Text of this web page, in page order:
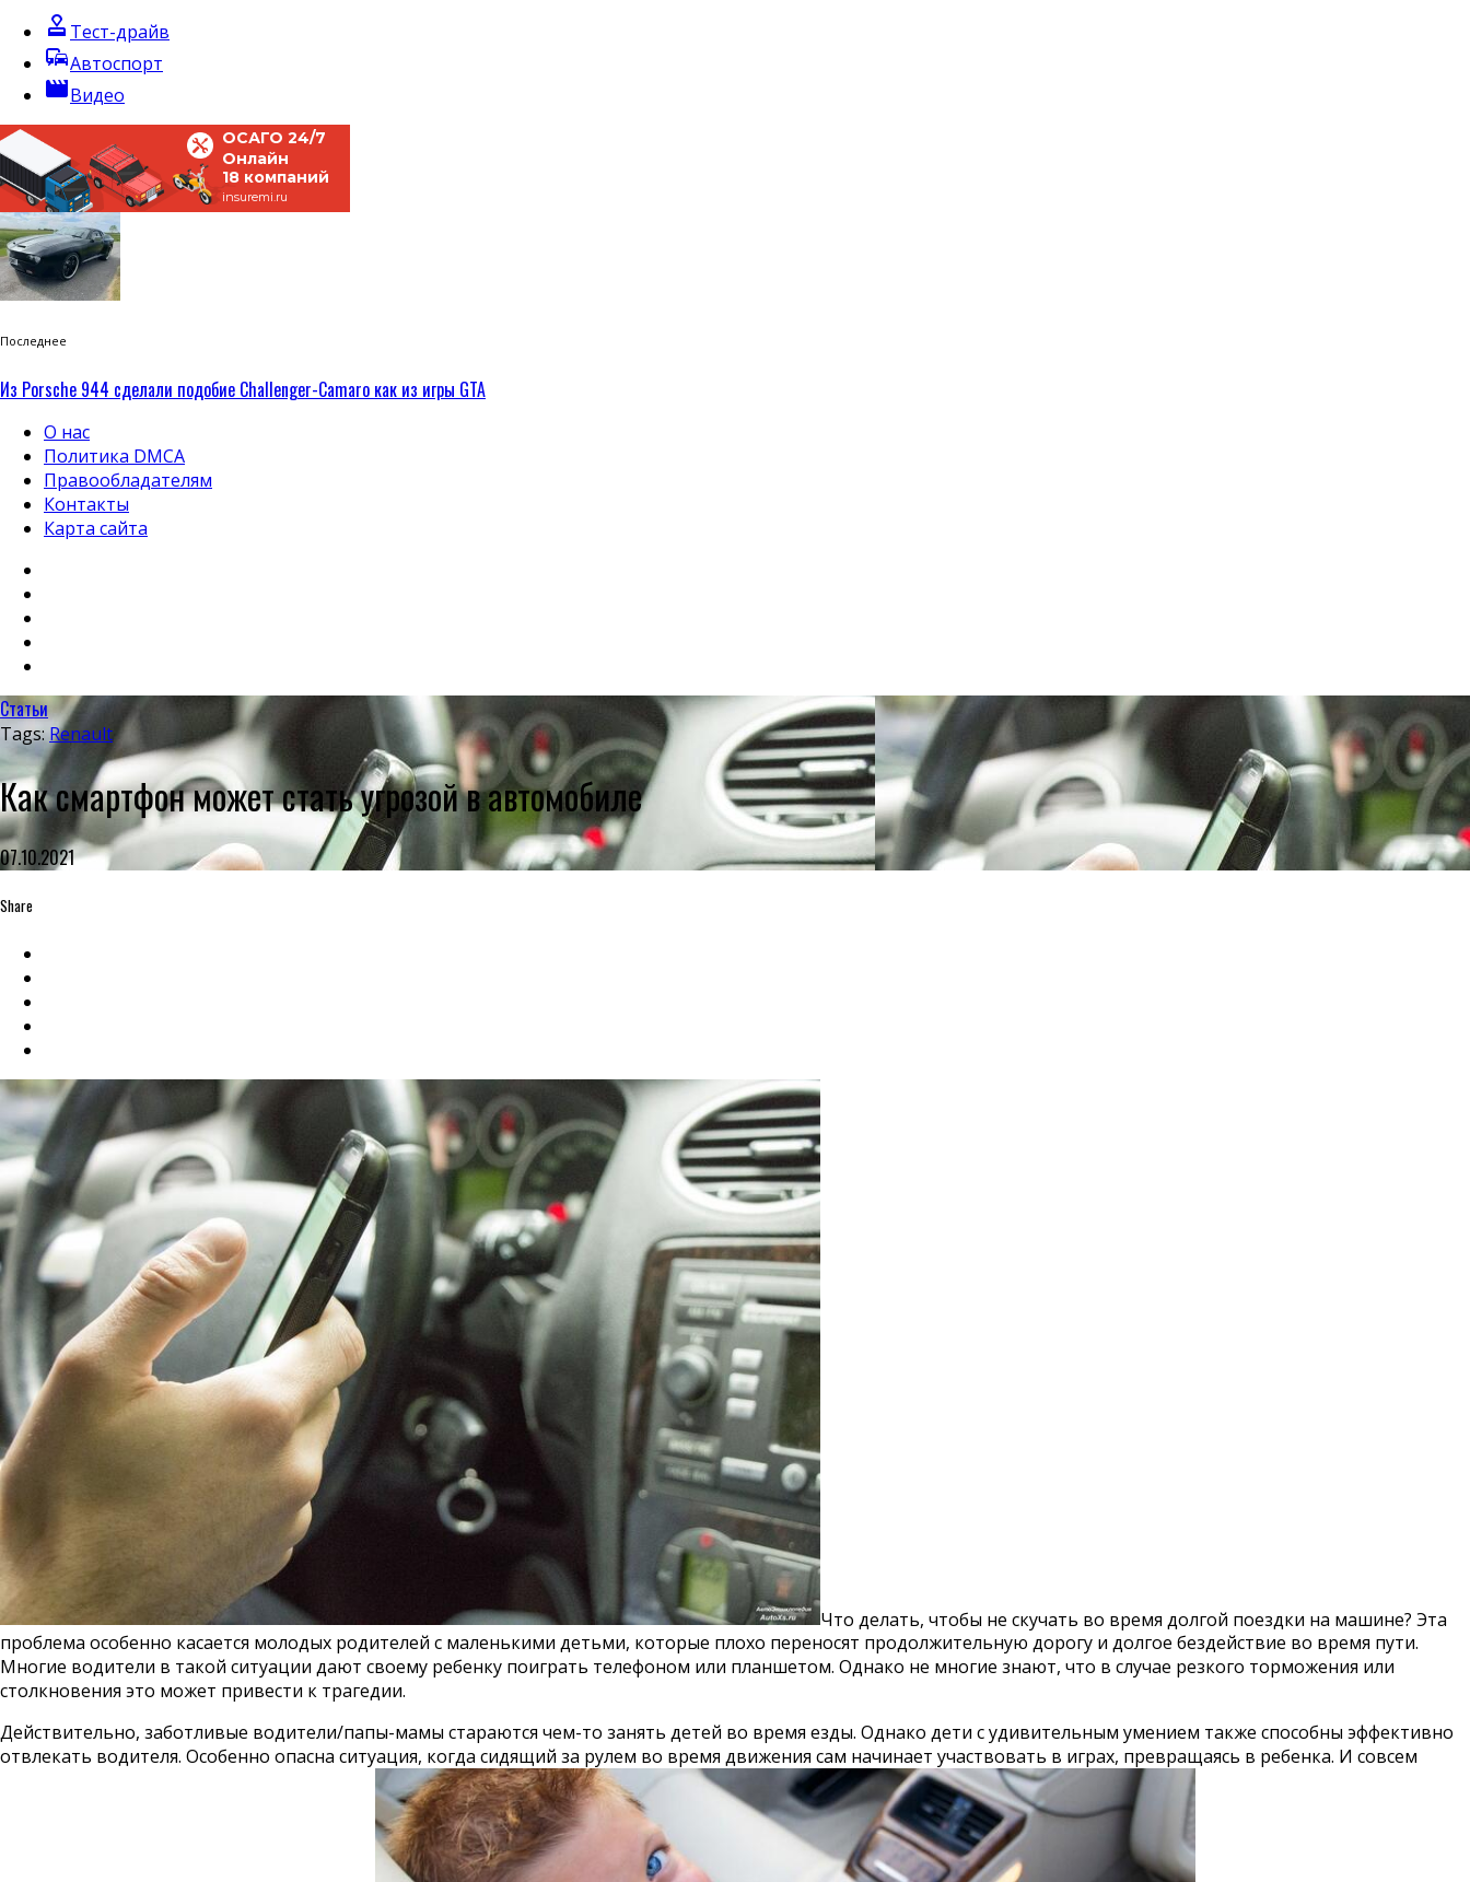
approval Тест-драйв
commuteАвтоспорт
movieВидео
ОСАГО 24/7
Онлайн
18 компаний
insuremi.ru
Последнее
Из Porsche 944 сделали подобие Challenger-Camaro как из игры GTA
О нас
Политика DMCA
Правообладателям
Контакты
Карта сайта
Статьи
Tags:Renault
Как смартфон может стать угрозой в автомобиле
07.10.2021
Share
Что делать, чтобы не скучать во время долгой поездки на машине? Эта
проблема особенно касается молодых родителей с маленькими детьми, которые плохо переносят продолжительную дорогу и долгое бездействие во время пути.
Многие водители в такой ситуации дают своему ребенку поиграть телефоном или планшетом. Однако не многие знают, что в случае резкого торможения или
столкновения это может привести к трагедии.
Действительно, заботливые водители/папы-мамы стараются чем-то занять детей во время езды. Однако дети с удивительным умением также способны эффективно
отвлекать водителя. Особенно опасна ситуация, когда сидящий за рулем во время движения сам начинает участвовать в играх, превращаясь в ребенка. И совсем